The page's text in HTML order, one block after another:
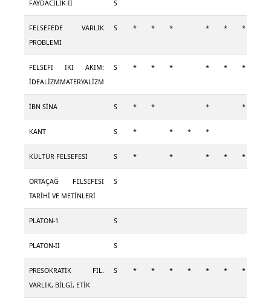
FAYDACILIK-II S
FELSEFEDE VARLIK
PROBLEMİ
S * * * * * *
FELSEFİ İKİ AKIM:
İDEALİZMMATERYALİZM
S * * * * * *
İBN SİNA S * * * *
KANT S * * * *
KÜLTÜR FELSEFESİ S * * * * *
ORTAÇAĞ FELSEFESİ
TARİHİ VE METİNLERİ
S
PLATON-1 S
PLATON-II S
PRESOKRATİK FİL.
VARLIK, BİLGİ, ETİK
S * * * * * * *